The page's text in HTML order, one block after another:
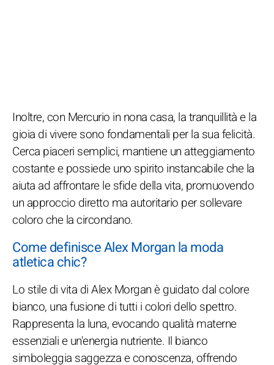
Inoltre, con Mercurio in nona casa, la tranquillità e la
gioia di vivere sono fondamentali per la sua felicità.
Cerca piaceri semplici, mantiene un atteggiamento
costante e possiede uno spirito instancabile che la
aiuta ad affrontare le sfide della vita, promuovendo
un approccio diretto ma autoritario per sollevare
coloro che la circondano.
Come definisce Alex Morgan la moda
atletica chic?
Lo stile di vita di Alex Morgan è guidato dal colore
bianco, una fusione di tutti i colori dello spettro.
Rappresenta la luna, evocando qualità materne
essenziali e un'energia nutriente. Il bianco
simboleggia saggezza e conoscenza, offrendo